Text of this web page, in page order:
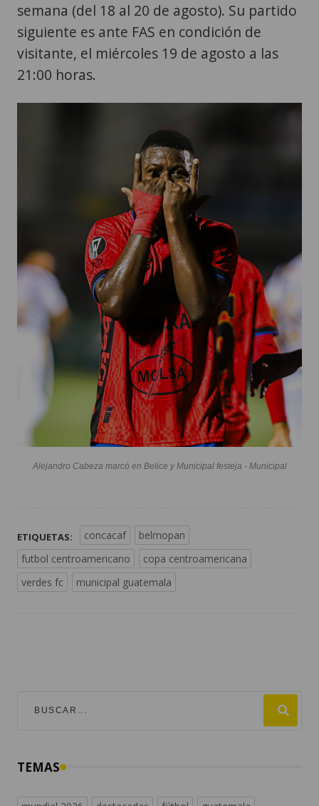
semana (del 18 al 20 de agosto). Su partido
siguiente es ante FAS en condición de
visitante, el miércoles 19 de agosto a las
21:00 horas.
Alejandro Cabeza marcó en Belice y Municipal festeja - Municipal
ETIQUETAS: concacaf
belmopan
futbol centroamericano
copa centroamericana
verdes fc
municipal guatemala
TEMAS